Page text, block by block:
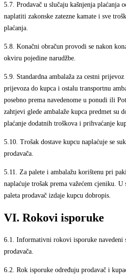
5.7. Prodavač u slučaju kašnjenja plaćanja
naplatiti zakonske zatezne kamate i sve
plaćanja.
5.8. Konačni obračun provodi se nakon
okviru pojedine narudžbe.
5.9. Standardna ambalaža za cestni
prijevoza do kupca i ostalu transportnu
posebno prema navedenome u ponudi ili
zahtjevi glede ambalaže kupca predmet su
plaćanje dodatnih troškova i prihvaćanje
5.10. Trošak dostave kupcu naplaćuje se
prodavača.
5.11.
Za palete i ambalažu korištenu pri
naplaćuje trošak prema važećem cjeniku. U
paleta prodavač izdaje kupcu dobropis.
VI. Rokovi isporuke
6.1.
Informativni rokovi isporuke navedeni
prodavača.
6.2. Rok isporuke određuju prodavač i